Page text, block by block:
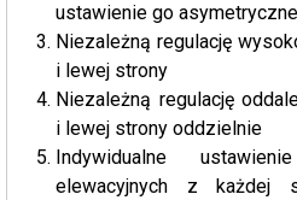
ustawienie go
Niezależną regulację
i lewej strony
Niezależną regulację
i lewej strony oddzielnie
Indywidualne
elewacyjnych z każdej